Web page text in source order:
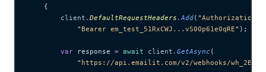
    {
        client
. DefaultRequestHeaders . Add( "Authorization
            "
Bearer em_test_51RxCWJ...vS00p61e0qRE" );
        var
response = await client . GetAsync (
            "
https://api.emailit.com/v2/webhooks/